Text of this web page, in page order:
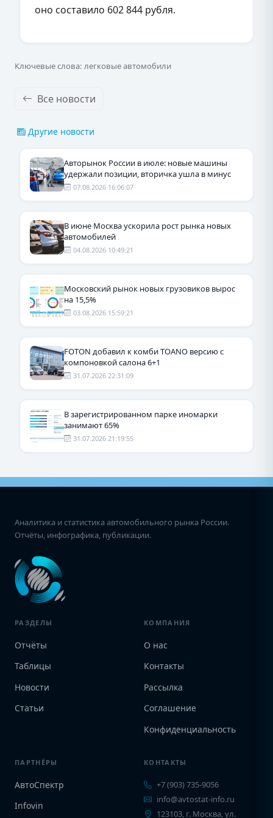
оно составило 602 844 рубля.
Ключевые слова: легковые автомобили
Все новости
Другие новости
Авторынок России в июле: новые машины
удержали позиции, вторичка ушла в минус
07.08.2026 16:06:07
В июне Москва ускорила рост рынка новых
автомобилей
04.08.2026 10:49:21
Московский рынок новых грузовиков вырос
на 15,5%
03.08.2026 15:59:21
FOTON добавил к комби TOANO версию с
компоновкой салона 6+1
31.07.2026 22:31:09
В зарегистрированном парке иномарки
занимают 65%
31.07.2026 21:19:55
Аналитика и статистика автомобильного рынка России.
Отчёты, инфографика, публикации.
РАЗДЕЛЫ
Отчёты
Таблицы
Новости
Статьи
КОМПАНИЯ
О нас
Контакты
Рассылка
Соглашение
Конфиденциальность
ПАРТНЁРЫ
АвтоСпектр
Infovin
КОНТАКТЫ
+7 (903) 735-9056
info@avtostat-info.ru
123103, г. Москва, ул.